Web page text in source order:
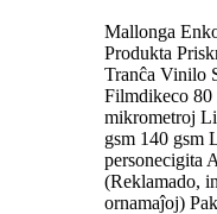
Mallonga
Produkta
Tranĉa Vinilo
Filmdikeco
mikrometroj
gsm 140 gsm
personecigita
(Reklamado,
ornamaĵoj)